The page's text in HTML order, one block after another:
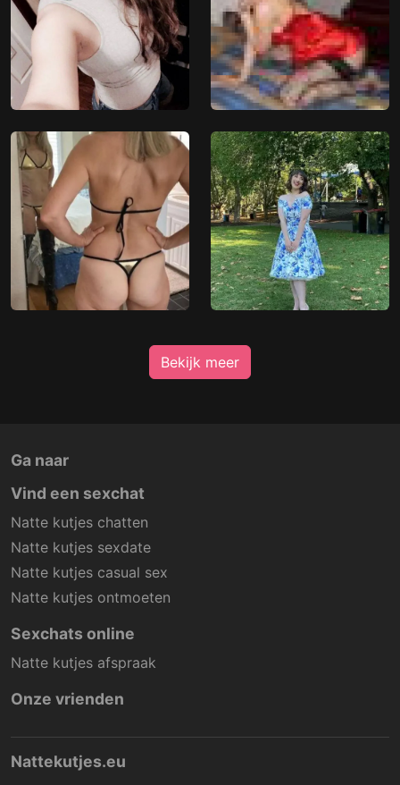
Bekijk meer
Ga naar
Vind een sexchat
Natte kutjes chatten
Natte kutjes sexdate
Natte kutjes casual sex
Natte kutjes ontmoeten
Sexchats online
Natte kutjes afspraak
Onze vrienden
Nattekutjes.eu